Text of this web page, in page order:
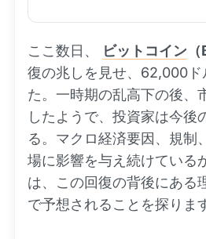
ここ数日、 ビットコイン
復の兆しを見せ、62,000ド
た。一時期の乱高下の後、
したようで、投資家は今後
る。マクロ経済要因、規制
場に影響を与え続けている
は、この回復の背後にある
で予想されることを探りま